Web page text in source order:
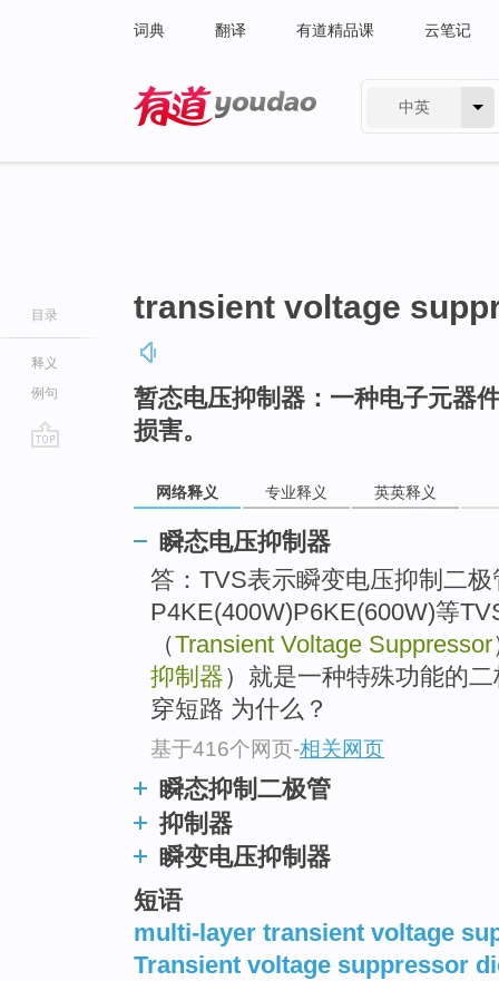
词典 翻译 有道精品课 云笔记
中英
目录
释义
例句
transient voltage
暂态电压抑制器：一种电子元器
损害。
网络释义 专业释义 英英释义
瞬态电压抑制器
答：TVS表示瞬变电压抑制二
P4KE(400W)P6KE(600W)等
（Transient Voltage Suppressor
抑制器）就是一种特殊功能的
穿短路 为什么？
基于416个网页-相关网页
瞬态抑制二极管
抑制器
瞬变电压抑制器
短语
multi-layer transient voltage
Transient voltage suppressor